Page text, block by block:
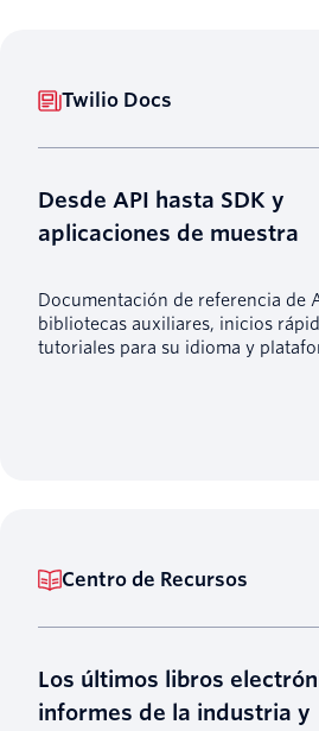
Twilio Docs
Desde API hasta SDK y
aplicaciones de muestra
Documentación de referencia de
bibliotecas auxiliares, inicios
tutoriales para su idioma y
Centro de Recursos
Los últimos libros
informes de la industria y